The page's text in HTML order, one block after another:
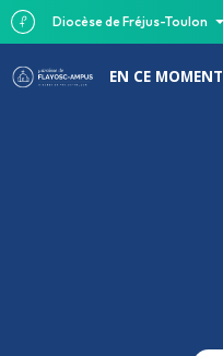
Diocèse de Fréjus-Toulon
EN CE MOMENT